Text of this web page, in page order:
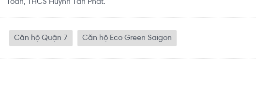
Toản, THCS Huỳnh Tấn Phát.
Căn hộ Quận 7 Căn hộ Eco Green Saigon